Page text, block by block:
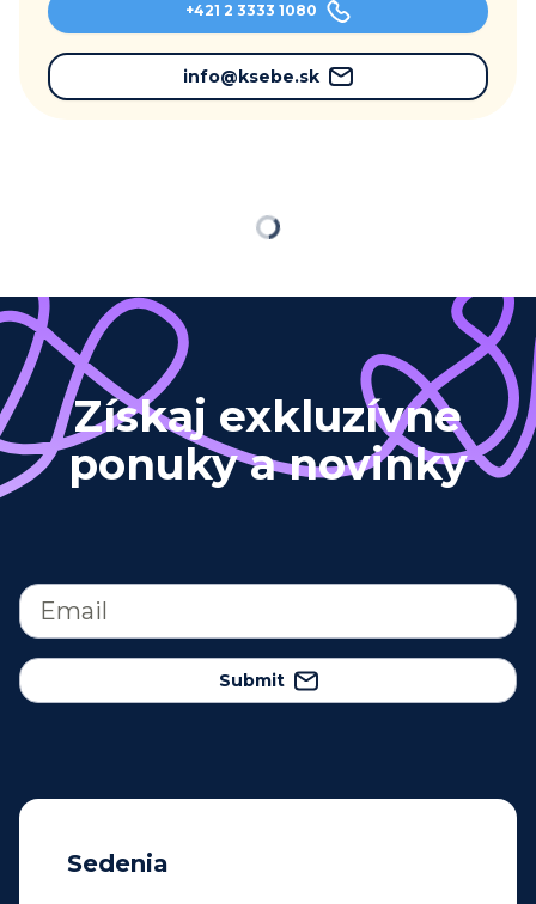
+421 2 3333 1080
info@ksebe.sk
Loading
Získaj exkluzívne
ponuky a novinky
Submit
Sedenia